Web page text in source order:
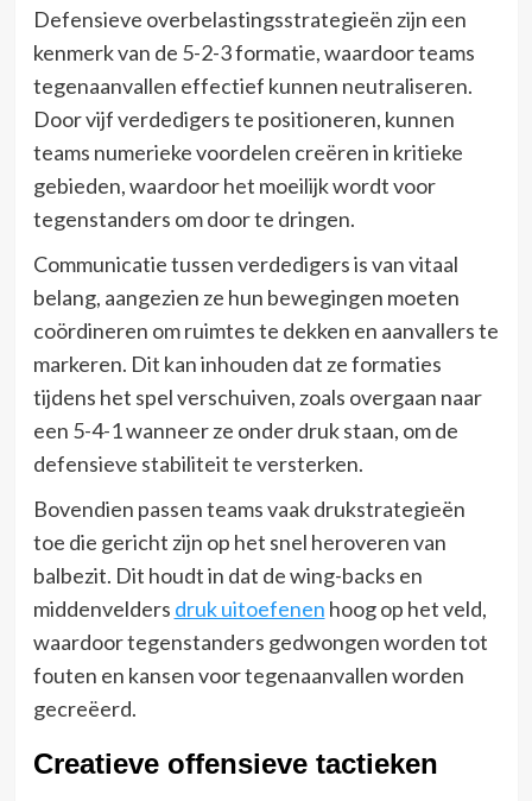
Defensieve overbelastingsstrategieën zijn een
kenmerk van de 5-2-3 formatie, waardoor teams
tegenaanvallen effectief kunnen neutraliseren.
Door vijf verdedigers te positioneren, kunnen
teams numerieke voordelen creëren in kritieke
gebieden, waardoor het moeilijk wordt voor
tegenstanders om door te dringen.
Communicatie tussen verdedigers is van vitaal
belang, aangezien ze hun bewegingen moeten
coördineren om ruimtes te dekken en aanvallers te
markeren. Dit kan inhouden dat ze formaties
tijdens het spel verschuiven, zoals overgaan naar
een 5-4-1 wanneer ze onder druk staan, om de
defensieve stabiliteit te versterken.
Bovendien passen teams vaak drukstrategieën
toe die gericht zijn op het snel heroveren van
balbezit. Dit houdt in dat de wing-backs en
middenvelders druk uitoefenen hoog op het veld,
waardoor tegenstanders gedwongen worden tot
fouten en kansen voor tegenaanvallen worden
gecreëerd.
Creatieve offensieve tactieken